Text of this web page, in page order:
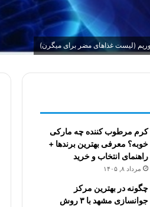
(لیست غذاهای مضر برای میگرن)
کرم مرطوب کننده چه مارکی
خوبه؟ معرفی بهترین برندها +
راهنمای انتخاب و خرید
مرداد ۸, ۱۴۰۵
چگونه در بهترین مرکز
جوانسازی مشهد با ۳ روش